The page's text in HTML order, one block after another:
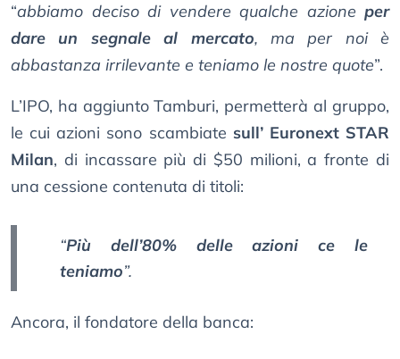
“abbiamo deciso di vendere qualche azione per
dare un segnale al mercato, ma per noi è
abbastanza irrilevante e teniamo le nostre quote”.
L’IPO, ha aggiunto Tamburi, permetterà al gruppo,
le cui azioni sono scambiate sull’ Euronext STAR
Milan, di incassare più di $50 milioni, a fronte di
una cessione contenuta di titoli:
“Più dell’80% delle azioni ce le
teniamo”.
Ancora, il fondatore della banca: